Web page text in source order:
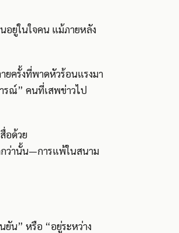
อยู่ในใจคน แม้ภายหลัง
ยครั้งที่พาดหัวร้อนแรงมา
รณ์” คนที่เสพข่าวไป
อด้วย
กว่านั้น—การแพ้ในสนาม
ยัน” หรือ “อยู่ระหว่าง